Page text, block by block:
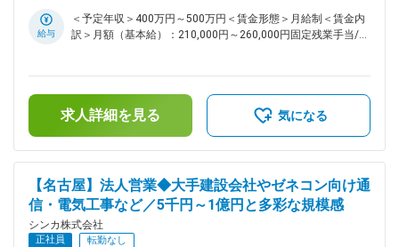
客（大手建設会社・ゼネコン）との関係構築・深耕営業 ◇工事
情報の収集、見積作成・受注・打合せ ※県外広範囲の出張有 ※
加え、通信・空調・管工事まで一括して引き受けられる「総合
力」が武器です。 ◇顧客のコスト削減や効率化を考え、単なる
御用聞きではない付加価値の高い提案を行います。 ■研修体制
1か月ほど自社に関する研修に参加後、現場配属。OJTを兼ね
て＞ 育成体制の整った福岡営業所・四国支社どちらかにて
OJTを1～2年間実施予定です。 期間中は住宅補助制度利用対
象となります（ご希望の物件をシンカより契約し、5万円／月
まで会社負担・超過分は給与から天引）。また、引越に伴う費
用も会社負担となります。 ■採用背景 電気工事をはじめとす
る各設備の受注増加、および事業拡大に伴う増員募集です。 ■
給与
＜予定年収＞400万円～500万円＜賃金形態＞月給制＜賃金内
訳＞月額（基本給）：210,000円～260,000円固定残業手当/
＜給与補足＞上記予定年収はこれまでのご経験・年齢・スキル
などを考慮の上で最終決定いたします。■賞与：年2回（7月・
12月）■昇給：年1回（4月）※年1回の査定、昇給、賞与に反
金額であり、選考を通じて上下する可能性があります。月給
(月額)は固定手当を含めた表記です。
求人詳細を見る 気になる
【名古屋】法人営業◆大手建設会社やゼネコン向け通
信・電気工事など／5千円～1億円と多彩な規模感
シンカ株式会社
正社員 転勤なし